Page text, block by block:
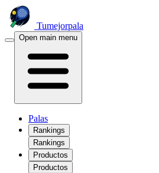
Tumejorpala
Open main menu
Palas
Rankings
Rankings
Productos
Productos